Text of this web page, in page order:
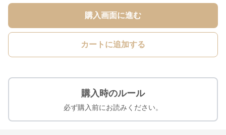
購入画面に進む
カートに追加する
購入時のルール
必ず購入前にお読みください。